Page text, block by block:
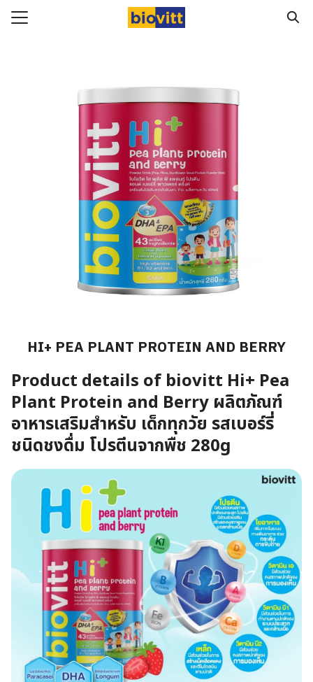
Skip
HI+ PEA PLANT PROTEIN AND BERRY
Product details of biovitt Hi+ Pea
Plant Protein and Berry ผลิตภัณฑ์
อาหารเสริมสำหรับ เด็กทุกวัย รสเบอร์รี่
ชนิดชงดื่ม โปรตีนจากพืช 280g